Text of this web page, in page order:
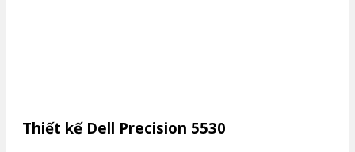
Thiết kế Dell Precision 5530